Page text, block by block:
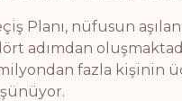
Planı, nüfusun
adımdan
fazla kişinin